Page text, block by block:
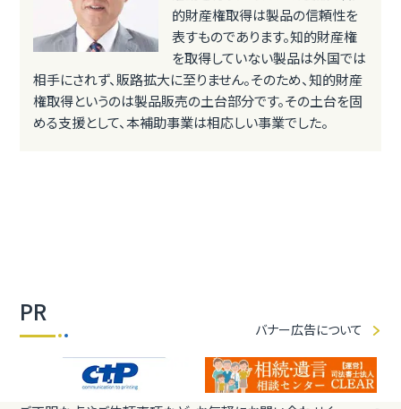
的財産権取得は製品の信頼性を
表すものであります。知的財産権
を取得していない製品は外国では
相手にされず、販路拡大に至りません。そのため、知的財産
権取得というのは製品販売の土台部分です。その土台を固
める支援として、本補助事業は相応しい事業でした。
PR
バナー広告について